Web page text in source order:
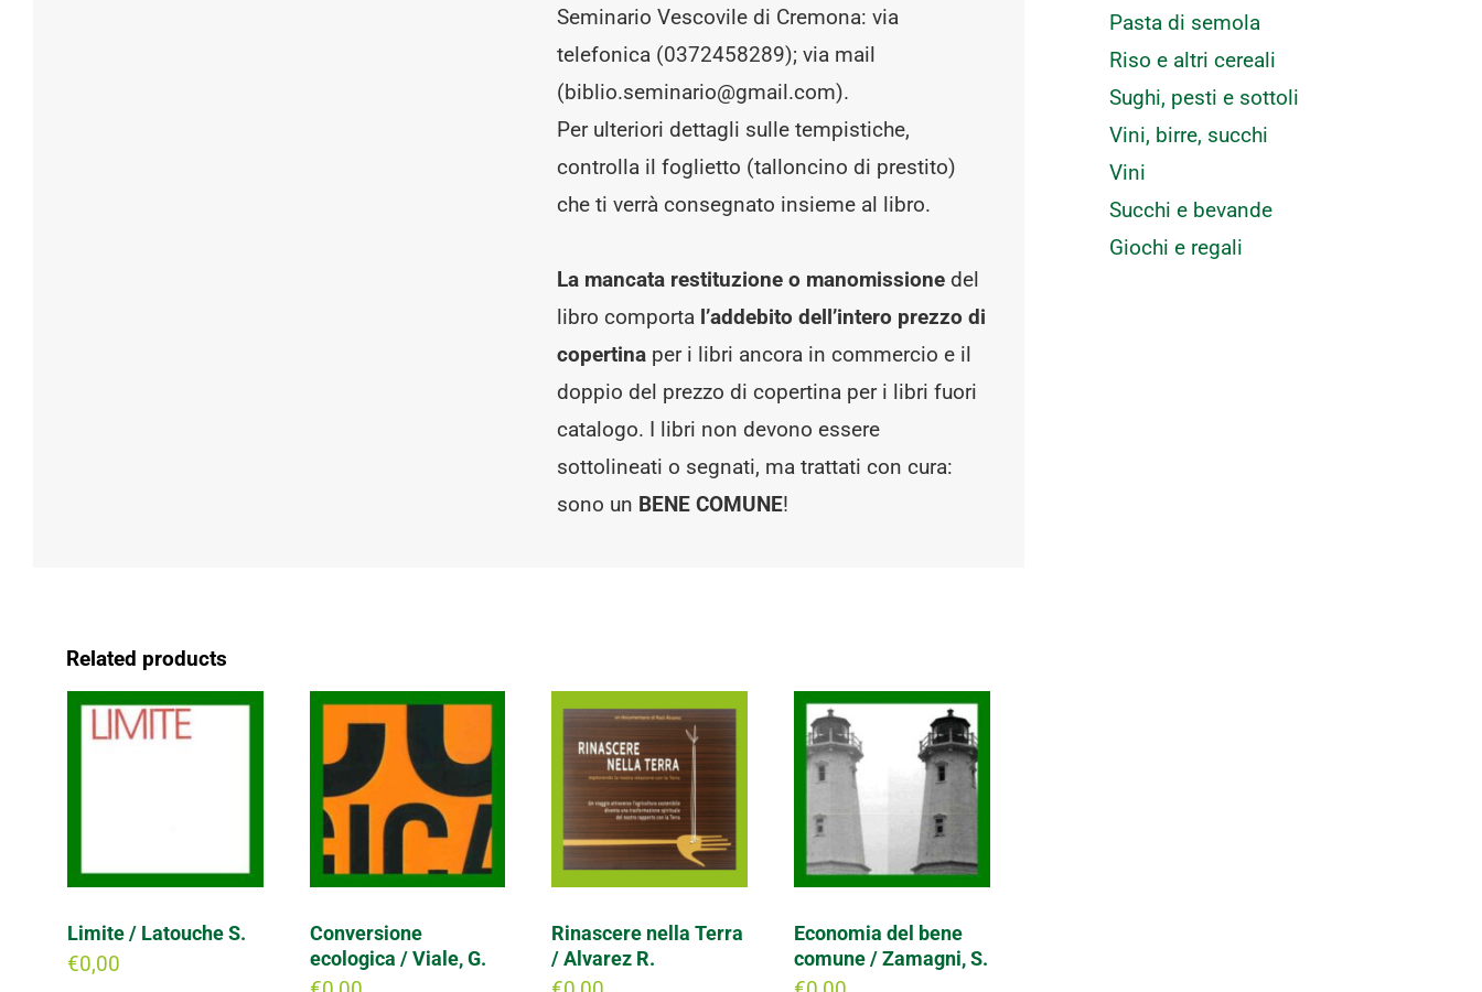
Seminario Vescovile di Cremona: via
telefonica (0372458289); via mail
(biblio.seminario@gmail.com).
Per ulteriori dettagli sulle tempistiche,
controlla il foglietto (talloncino di prestito)
che ti verrà consegnato insieme al libro.
La mancata restituzione o manomissione del
libro comporta l’addebito dell’intero prezzo di
copertina per i libri ancora in commercio e il
doppio del prezzo di copertina per i libri fuori
catalogo. I libri non devono essere
sottolineati o segnati, ma trattati con cura:
sono un BENE COMUNE!
Related products
Limite / Latouche S.
€0,00
Conversione
ecologica / Viale, G.
Rinascere nella Terra
/ Alvarez R.
Economia del bene
comune / Zamagni, S.
Pasta di semola
Riso e altri cereali
Sughi, pesti e sottoli
Vini, birre, succhi
Vini
Succhi e bevande
Giochi e regali